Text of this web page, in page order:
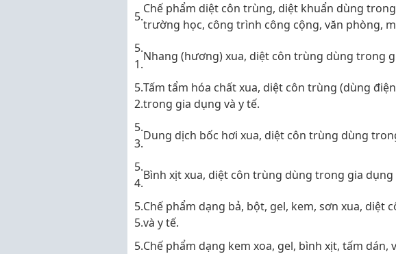
5.
Chế phẩm diệt côn trùng, diệt khuẩn dùng
trường học, công trình công cộng, văn phòng,
5.
1.
Nhang (hương) xua, diệt côn trùng dùng trong
5.
2.
Tấm tẩm hóa chất xua, diệt côn trùng (dùng
trong gia dụng và y tế.
5.
3.
Dung dịch bốc hơi xua, diệt côn trùng dùng
5.
4.
Bình xịt xua, diệt côn trùng dùng trong gia dụng
5.
5.
Chế phẩm dạng bả, bột, gel, kem, sơn xua,
và y tế.
5.Chế phẩm dạng kem xoa, gel, bình xịt, tấm